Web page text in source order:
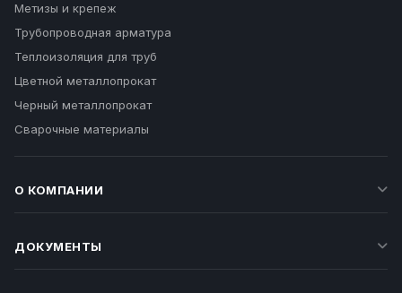
Метизы и крепеж
Трубопроводная арматура
Теплоизоляция для труб
Цветной металлопрокат
Черный металлопрокат
Сварочные материалы
О КОМПАНИИ
ДОКУМЕНТЫ